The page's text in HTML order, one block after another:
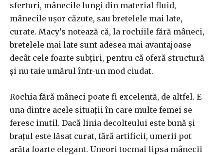
sferturi, mânecile lungi din material fluid,
mânecile ușor căzute, sau bretelele mai late,
curate. Macy’s notează că, la rochiile fără mâneci,
bretelele mai late sunt adesea mai avantajoase
decât cele foarte subțiri, pentru că oferă structură
și nu taie umărul într-un mod ciudat.
Rochia fără mâneci poate fi excelentă, de altfel. E
una dintre acele situații în care multe femei se
feresc inutil. Dacă linia decolteului este bună și
brațul este lăsat curat, fără artificii, umerii pot
arăta foarte elegant. Uneori tocmai lipsa mânecii